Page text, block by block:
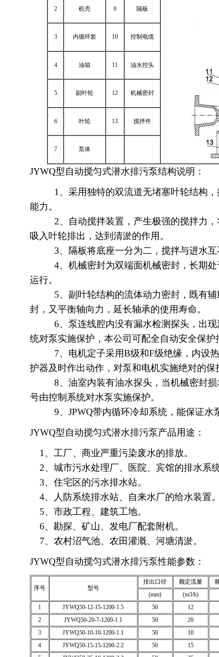
2 机壳 9 隔板
3 内循环套 10 控制电缆
4 油箱 11 油水控头
5 副叶轮 12 机械密封
6 叶轮 13 搅拌件
7 泵体
JYWQ型自动搅匀式潜水排污泵结构说明：
1、采用独特的双流道无堵塞叶轮结构，
能力。
2、自动搅拌装置，产生极强的搅拌力，
吸入叶轮排出，达到清淤的作用。
3、隔板将底座一分为二，搅拌与进水互
4、机械密封为双端面机械密封，长期处
运行。
5、副叶轮结构的流体动力密封，既有辅
封，又平衡轴向力，延长轴承的使用寿命。
6、泵连线腔内没有漏水检测探头，出现
统对泵实施保护，本公司可配全自动安全保护
7、电机定子采用B级和F级绝缘，内设热
护器及时作出动作，对泵和电机实施绝对的保
8、油室内装有油水探头，当机械密封损
号由控制系统对水泵实施保护。
9、JPWQ带内循环冷却系统，能保证水
JYWQ型自动搅匀式潜水排污泵产品用途：
1、工厂、商业严重污染废水的排放。
2、城市污水处理厂、医院、宾馆的排水系
3、住宅区的污水排水站。
4、人防系统排水站、自来水厂的给水装置
5、市政工程、建筑工地。
6、勘探、矿山、发电厂配套附机。
7、农村沼气池、农田灌溉、河塘清淤。
JYWQ型自动搅匀式潜水排污泵性能参数：
序号 型号
排出口径 额定流量
(mm)
(m3/h)
1
JYWQ50-12-15-1200-1.5 50
12
2
JYWQ50-20-7-1200-1.1 50
20
3
JYWQ50-10-10-1200-1.1 50
10
4
JYWQ50-15-15-1200-2.2 50
15